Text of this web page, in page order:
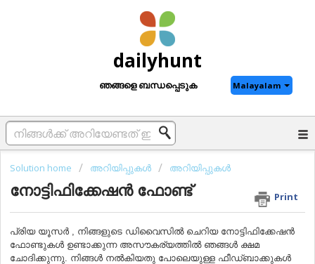
dailyhunt
ഞങ്ങളെ ബന്ധപ്പെടുക Malayalam
Solution home അറിയിപ്പുകൾ അറിയിപ്പുകൾ
നോട്ടിഫിക്കേഷന്‍ ഫോണ്ട് Print
പ്രിയ യൂസര്‍ , നിങ്ങളുടെ ഡിവൈസില്‍ ചെറിയ നോട്ടിഫിക്കേഷന്‍
ഫോണ്ടുകള്‍ ഉണ്ടാക്കുന്ന അസൗകര്യത്തിൽ ഞങ്ങൾ ക്ഷമ
ചോദിക്കുന്നു. നിങ്ങള്‍ നല്‍കിയതു പോലെയുള്ള ഫീഡ്‌ബാക്കുകള്‍